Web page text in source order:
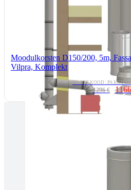
Moodulkorsten D150/200, 5m,
Vilpra, Komplekt
TOOTEKOOD:
1296 €
(+372) 677